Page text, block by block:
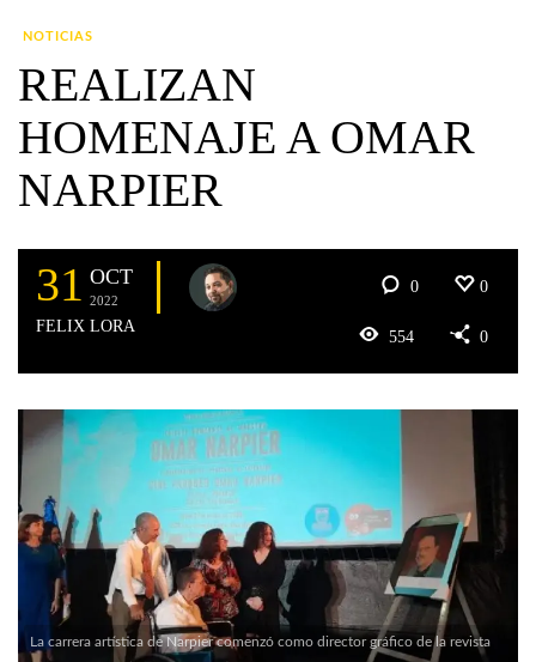
NOTICIAS
REALIZAN
HOMENAJE A OMAR
NARPIER
31 OCT
2022
FELIX LORA
0 0
554 0
La carrera artística de Narpier comenzó como director gráfico de la revista